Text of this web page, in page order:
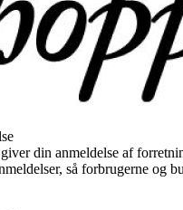
din anmeldelse af
så forbrugerne og